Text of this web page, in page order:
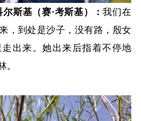
尔斯基（赛·考斯基）：我们在
，到处是沙子，没有路，殷女
出来。她出来后指着不停地
。